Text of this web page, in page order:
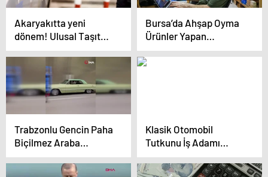
Akaryakıtta yeni
dönem! Ulusal Taşıt
Tanıma Sistemi,
2025’ten itibaren
zorunlu olacak
Bursa’da Ahşap Oyma
Ürünler Yapan
Zanaatkar Yurt Dışına
Açıldı
Trabzonlu Gencin Paha
Biçilmez Araba
Koleksiyonu
Klasik Otomobil
Tutkunu İş Adamı
Arabalarını Satmıyor